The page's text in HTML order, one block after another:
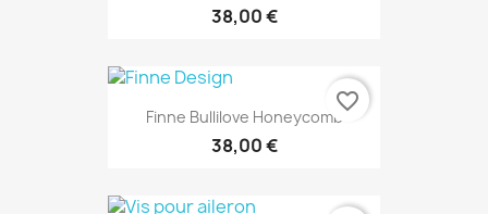
38,00 €
Finne Bullilove Honeycomb
38,00 €
favorite_border